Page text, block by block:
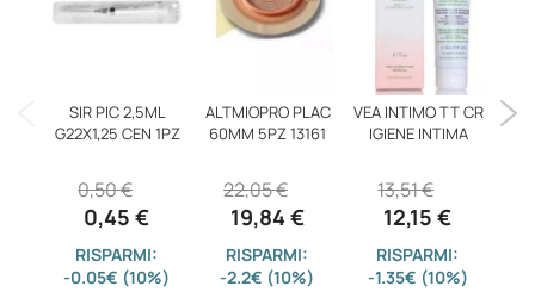
SIR PIC 2,5ML
G22X1,25 CEN 1PZ
0,45 €
0,50 €
RISPARMI:
-0.05€ (10%)
ALTMIOPRO PLAC
60MM 5PZ 13161
19,84 €
22,05 €
RISPARMI:
-2.2€ (10%)
VEA INTIMO TT CR
IGIENE INTIMA
12,15 €
13,51 €
RISPARMI:
-1.35€ (10%)